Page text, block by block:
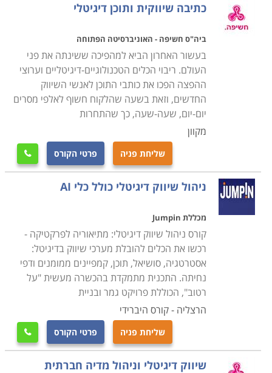
טוקבקים.
בתום קורס שיווק באינטרנט תוכלו לקדם את העסק שלכם
בצורה יעילה יותר או לחלופין בוגרי הקורס יכולים להשתלב
בחברות פרסום, מחלקות שיווק בארגונים וכן בחברות קידום
כתיבה שיווקית ותוכן דיגיטלי
ביה"ס חשיפה - האוניברסיטה הפתוחה
בעשור האחרון הביא למהפיכה ששינתה את פני
העולם. ריבוי הכלים הטכנולוגיים-דיגיטליים וערוצי
ההפצה הפכו את כותבי התוכן לאנשי השיווק
החדשים, וזאת בשעה שהלקוח חשוף לאלפי מסרים
יום-יום, שעה-שעה, כך שהתחרות
מקוון
שליחת פניה פרטי הקורס 
ניהול שיווק דיגיטלי כולל כלי AI
מכללת Jumpin
קורס ניהול שיווק דיגיטלי: מתיאוריה לפרקטיקה -
רכשו את הכלים להובלת מערכי שיווק בדיגיטל:
אסטרטגיה, סושיאל, תוכן, קמפיינים ממומנים ודפי
נחיתה. התכנית מתמקדת בהכשרה מעשית "על
רטוב", הכוללת פרויקט גמר ובניית
הרצליה - קורס היברידי
שליחת פניה פרטי הקורס 
שיווק דיגיטלי וניהול מדיה חברתית